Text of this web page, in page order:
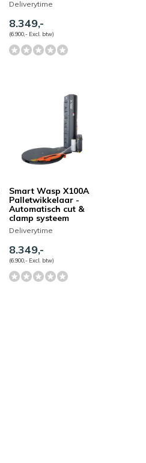
Deliverytime
8.349,-
(6.900,- Excl. btw)
Smart Wasp X100A
Palletwikkelaar -
Automatisch cut &
clamp systeem
Deliverytime
8.349,-
(6.900,- Excl. btw)